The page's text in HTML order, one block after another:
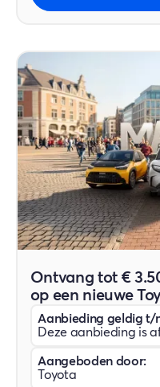
Ontvang tot €
op een nieuwe
Aanbieding geldig t/
Deze aanbieding is
Aangeboden door:
Toyota